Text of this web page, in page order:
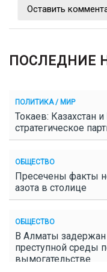
Оставить
ПОСЛЕДНИЕ
ПОЛИТИКА / МИР
Токаев: Казахстан
стратегическое
ОБЩЕСТВО
Пресечены факты
азота в столице
ОБЩЕСТВО
В Алматы задержан
преступной среды
вымогательстве